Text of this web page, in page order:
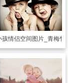
幸福
孩情侣空间图片_青梅竹